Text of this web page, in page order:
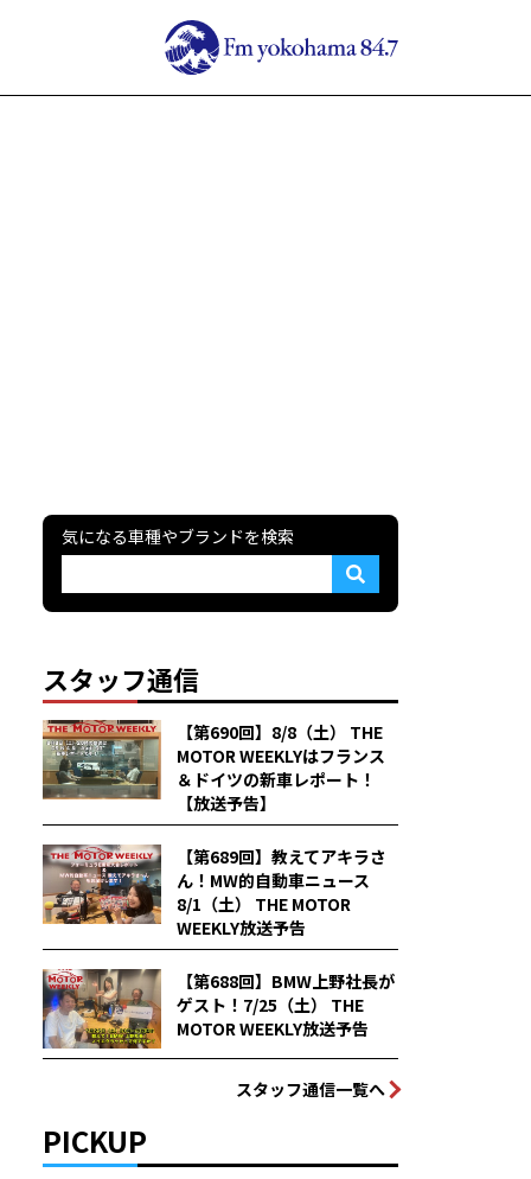
気になる車種やブランドを検索
スタッフ通信
【第690回】8/8（土） THE
MOTOR WEEKLYはフランス
＆ドイツの新車レポート！
【放送予告】
【第689回】教えてアキラさ
ん！MW的自動車ニュース
8/1（土） THE MOTOR
WEEKLY放送予告
【第688回】BMW上野社長が
ゲスト！7/25（土） THE
MOTOR WEEKLY放送予告
スタッフ通信一覧へ
PICKUP